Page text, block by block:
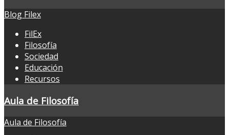
Blog Filex
FilEx
Filosofía
Sociedad
Educación
Recursos
Aula de Filosofía
Aula de Filosofía